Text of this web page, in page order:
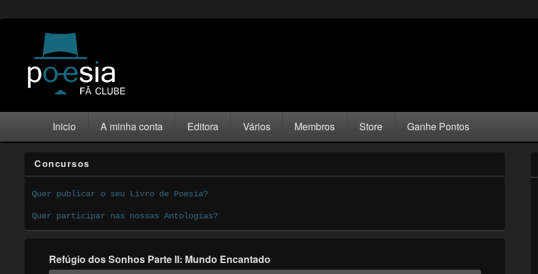
Inicio A minha conta Editora Vários Membros Store Ganhe Pontos
Concursos
Quer publicar o seu Livro de Poesia?
Quer participar nas nossas Antologias?
Refúgio dos Sonhos Parte II: Mundo Encantado